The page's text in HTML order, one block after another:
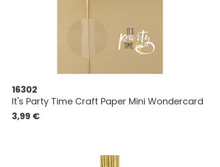
16302
It's Party Time Craft Paper Mini Wondercard
3,99 €